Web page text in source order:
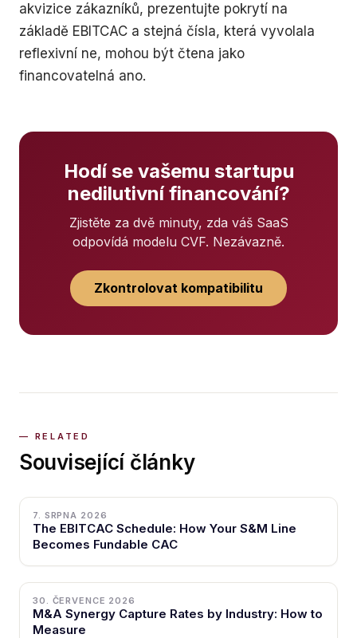
akvizice zákazníků, prezentujte pokrytí na
základě EBITCAC a stejná čísla, která vyvolala
reflexivní ne, mohou být čtena jako
financovatelná ano.
Hodí se vašemu startupu
nedilutivní financování?
Zjistěte za dvě minuty, zda váš SaaS
odpovídá modelu CVF. Nezávazně.
Zkontrolovat kompatibilitu
Související články
7. SRPNA 2026
The EBITCAC Schedule: How Your S&M Line
Becomes Fundable CAC
30. ČERVENCE 2026
M&A Synergy Capture Rates by Industry: How to
Measure